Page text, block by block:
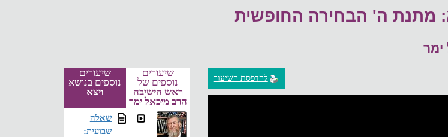
מתנת ה' הבחירה החופשית
ימר
להדפסת השיעור
שיעורים
נוספים של
ראש הישיבה
הרב מיכאל ימר
שיעורים
נוספים בנושא
ויצא
שאלה
שבועית: